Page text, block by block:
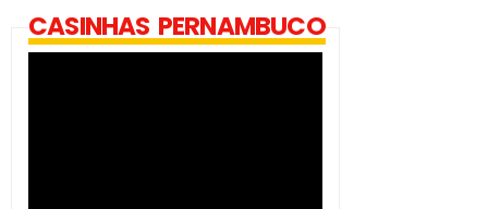
CASINHAS PERNAMBUCO